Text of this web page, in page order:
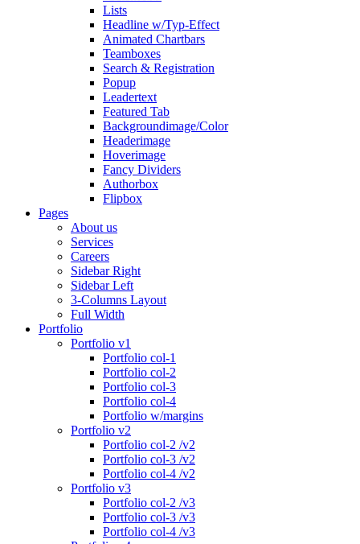
Lists
Headline w/Typ-Effect
Animated Chartbars
Teamboxes
Search & Registration
Popup
Leadertext
Featured Tab
Backgroundimage/Color
Headerimage
Hoverimage
Fancy Dividers
Authorbox
Flipbox
Pages
About us
Services
Careers
Sidebar Right
Sidebar Left
3-Columns Layout
Full Width
Portfolio
Portfolio v1
Portfolio col-1
Portfolio col-2
Portfolio col-3
Portfolio col-4
Portfolio w/margins
Portfolio v2
Portfolio col-2 /v2
Portfolio col-3 /v2
Portfolio col-4 /v2
Portfolio v3
Portfolio col-2 /v3
Portfolio col-3 /v3
Portfolio col-4 /v3